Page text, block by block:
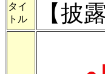
タイ
トル
【披